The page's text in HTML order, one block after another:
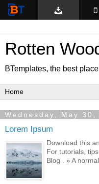
BTemplates